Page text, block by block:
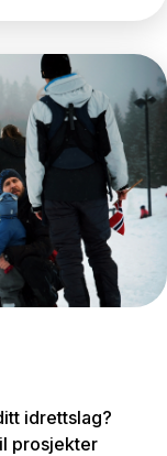
idrettslag?
prosjekter